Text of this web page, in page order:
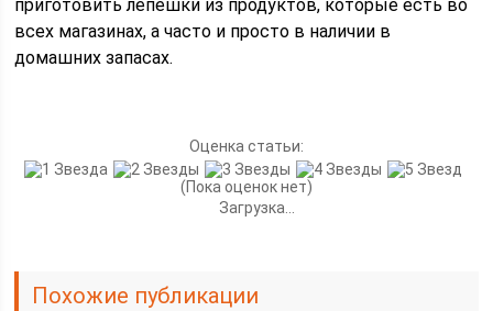
приготовить лепешки из продуктов, которые есть во
всех магазинах, а часто и просто в наличии в
домашних запасах.
Оценка статьи:
(Пока оценок нет)
Загрузка...
Похожие публикации